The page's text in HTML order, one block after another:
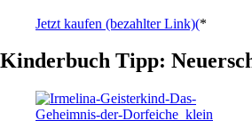
Jetzt kaufen (bezahlter Link)(*
Kinderbuch Tipp: